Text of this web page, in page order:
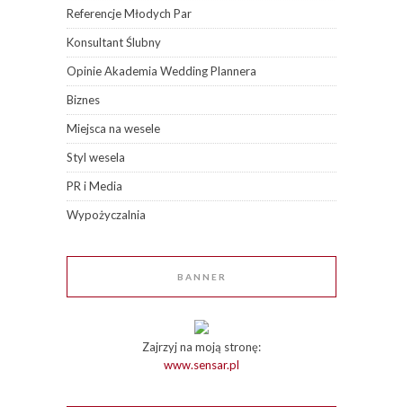
Referencje Młodych Par
Konsultant Ślubny
Opinie Akademia Wedding Plannera
Biznes
Miejsca na wesele
Styl wesela
PR i Media
Wypożyczalnia
BANNER
Zajrzyj na moją stronę:
www.sensar.pl